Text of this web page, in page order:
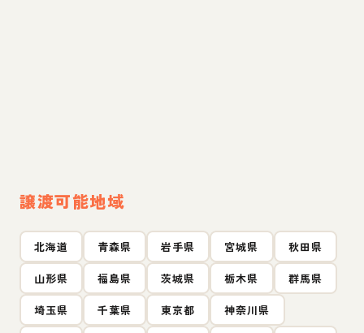
譲渡可能地域
北海道 青森県 岩手県 宮城県 秋田県
山形県 福島県 茨城県 栃木県 群馬県
埼玉県 千葉県 東京都 神奈川県